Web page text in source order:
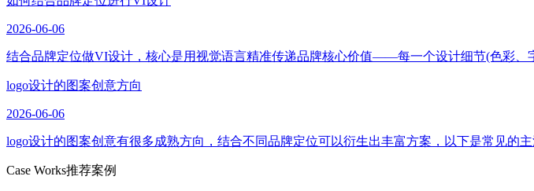
2026-06-06
结合品牌定位做VI设计，核心是用视觉语言精准传递品牌核心价值——每一个设计细节(色彩、
logo设计的图案创意方向
2026-06-06
logo设计的图案创意有很多成熟方向，结合不同品牌定位可以衍生出丰富方案，以下是常见的
Case Works推荐案例